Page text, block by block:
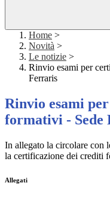
Home >
Novità >
Le notizie >
Rinvio esami per
Ferraris
Rinvio esami
formativi - Sede
In allegato la circolare con
la certificazione dei crediti
Allegati